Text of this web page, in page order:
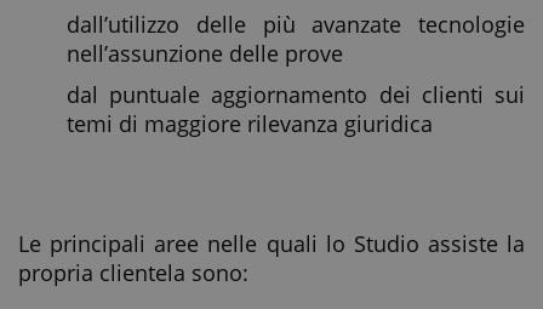
dall’utilizzo delle più avanzate tecnologie
nell’assunzione delle prove
dal puntuale aggiornamento dei clienti sui
temi di maggiore rilevanza giuridica
Le principali aree nelle quali lo Studio assiste la
propria clientela sono: